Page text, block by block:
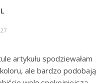
artykułu spodziewałam
ale bardzo podobają